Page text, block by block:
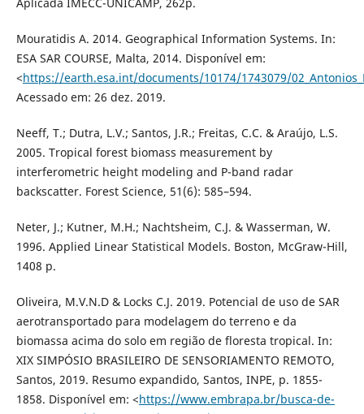
Mouratidis A. 2014. Geographical Information Systems. In:
ESA SAR COURSE, Malta, 2014. Disponível em:
<https://earth.esa.int/documents/10174/1743079/
Acessado em: 26 dez. 2019.
Neeff, T.; Dutra, L.V.; Santos, J.R.; Freitas, C.C. & Araújo, L.S.
2005. Tropical forest biomass measurement by
interferometric height modeling and P-band radar
backscatter. Forest Science, 51(6): 585–594.
Neter, J.; Kutner, M.H.; Nachtsheim, C.J. & Wasserman, W.
1996. Applied Linear Statistical Models. Boston, McGraw-Hill,
1408 p.
Oliveira, M.V.N.D & Locks C.J. 2019. Potencial de uso de SAR
aerotransportado para modelagem do terreno e da
biomassa acima do solo em região de floresta tropical. In:
XIX SIMPÓSIO BRASILEIRO DE SENSORIAMENTO REMOTO,
Santos, 2019. Resumo expandido, Santos, INPE, p. 1855-
1858. Disponível em: <https://www.embrapa.br/busca-de-